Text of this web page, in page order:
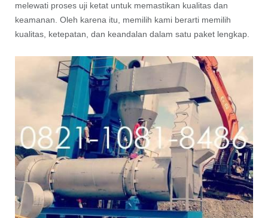
melewati proses uji ketat untuk memastikan kualitas dan
keamanan. Oleh karena itu, memilih kami berarti memilih
kualitas, ketepatan, dan keandalan dalam satu paket lengkap.